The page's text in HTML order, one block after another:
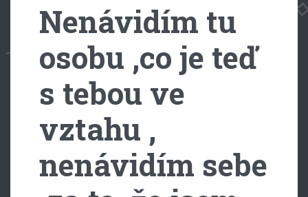
Nenávidím tu
osobu ,co je teď
s tebou ve
vztahu ,
nenávidím sebe